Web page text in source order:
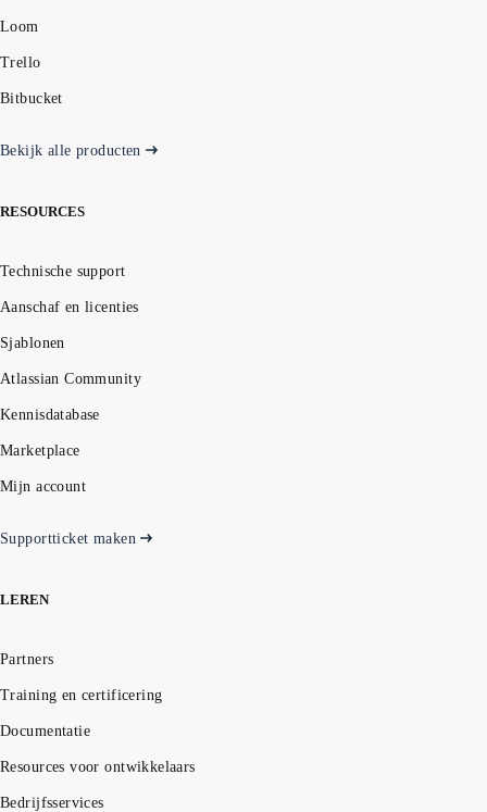
Loom
Trello
Bitbucket
Bekijk alle producten
RESOURCES
Technische support
Aanschaf en licenties
Sjablonen
Atlassian Community
Kennisdatabase
Marketplace
Mijn account
Supportticket maken
LEREN
Partners
Training en certificering
Documentatie
Resources voor ontwikkelaars
Bedrijfsservices